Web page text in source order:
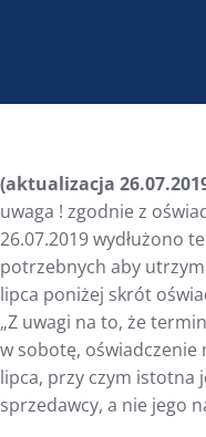
(aktualizacja
uwaga ! zgodnie z
26.07.2019 wydłużono
potrzebnych aby
lipca poniżej skrót
„Z uwagi na to, że
w sobotę, oświadczenie
lipca, przy czym istotna
sprzedawcy, a nie jego